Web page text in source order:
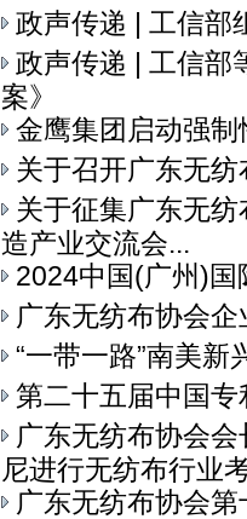
政声传递 | 工信部
政声传递 | 工信部
案》
金鹰集团启动强
关于召开广东无
关于征集广东无
造产业交流会...
2024中国(广州)
广东无纺布协会
“一带一路”南美
第二十五届中国
广东无纺布协会
尼进行无纺布行业
广东无纺布协会